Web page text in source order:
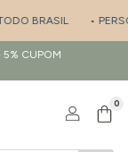
BRASIL •
5% CUPOM
0